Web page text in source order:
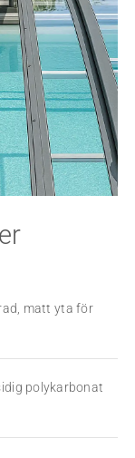
matt yta för
polykarbonat